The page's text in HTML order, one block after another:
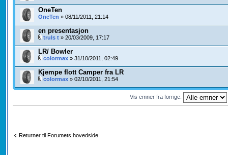
OneTen
OneTen » 08/11/2011, 21:14
en presentasjon
truls t» 20/03/2009, 17:17
LR/ Bowler
colormax» 31/10/2011, 02:49
Kjempe flott Camper fra LR
colormax» 02/10/2011, 21:54
Vis emner fra forrige:
Returner til Forumets hovedside